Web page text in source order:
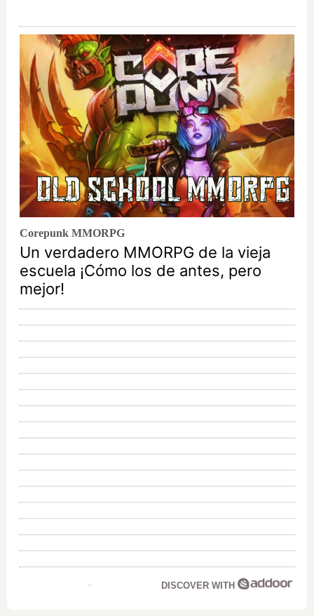
Corepunk MMORPG
Un verdadero MMORPG de la vieja
escuela ¡Cómo los de antes, pero
mejor!
DISCOVER WITH